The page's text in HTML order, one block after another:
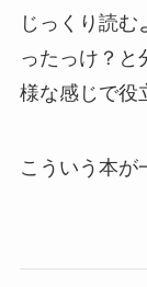
じっくり読
ったっけ？と
様な感じで役
こういう本が